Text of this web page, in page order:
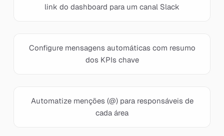
link do dashboard para um canal Slack
Configure mensagens automáticas com resumo
dos KPIs chave
Automatize menções (@) para responsáveis de
cada área